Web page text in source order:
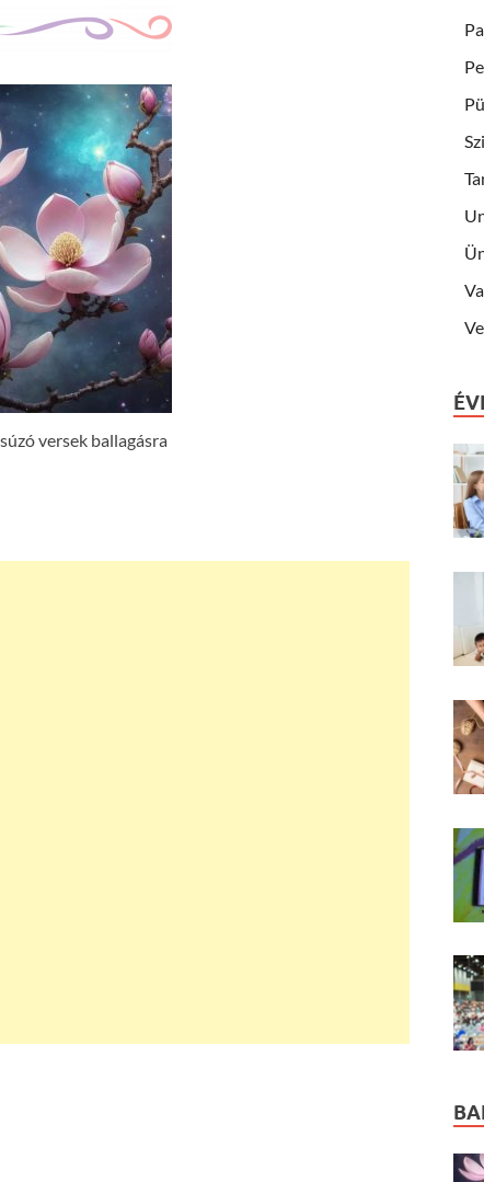
versek ballagásra